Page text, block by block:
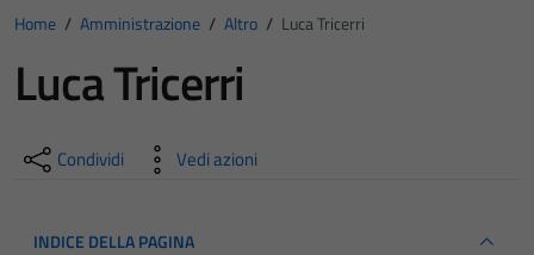
Home / Amministrazione / Altro / Luca Tricerri
Luca Tricerri
Condividi Vedi azioni
INDICE DELLA PAGINA